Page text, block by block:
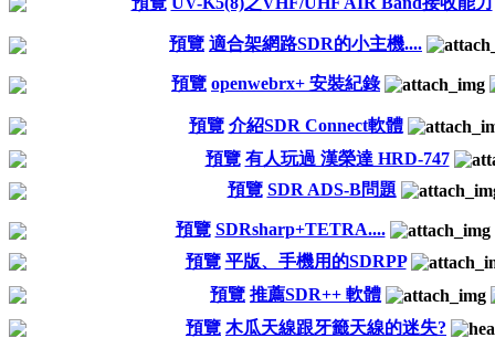
預覽 適合架網路SDR的小主機....
預覽 openwebrx+ 安裝紀錄
預覽 介紹SDR Connect軟體
預覽 有人玩過 漢榮達 HRD-747
預覽 SDR ADS-B問題
預覽 SDRsharp+TETRA....
預覽 平版、手機用的SDRPP
預覽 推薦SDR++ 軟體
預覽 木瓜天線跟牙籤天線的迷失?